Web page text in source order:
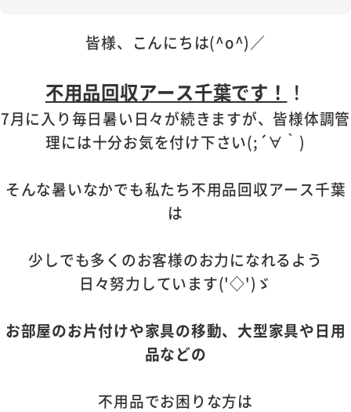
皆様、こんにちは(^o^)／
不用品回収アース千葉です！ ！
7月に入り毎日暑い日々が続きますが、皆様体調管
理には十分お気を付け下さい(;´∀｀)
そんな暑いなかでも私たち不用品回収アース千葉
は
少しでも多くのお客様のお力になれるよう
日々努力しています('◇')ゞ
お部屋のお片付けや家具の移動、大型家具や日用
品などの
不用品でお困りな方は